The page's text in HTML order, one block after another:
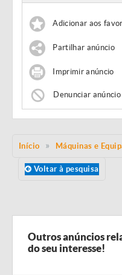
Adicionar aos
Partilhar anúncio
Imprimir anúncio
Denunciar anúncio
Início Máquinas e
Voltar à pesquisa
Outros anúncios
do seu interesse!